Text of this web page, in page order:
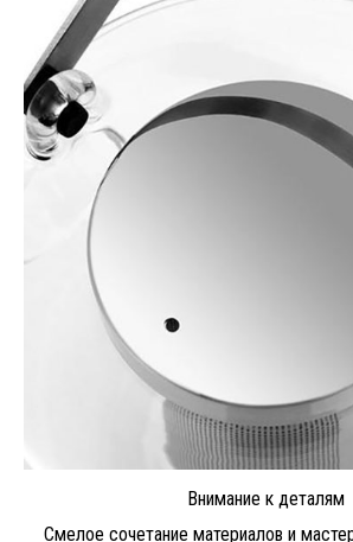
Внимание к деталям
Смелое сочетание материалов и